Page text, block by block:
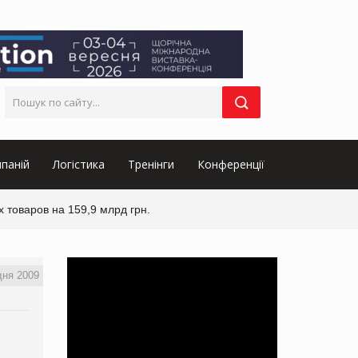
Логістика Тренінги Конференції
товаров на 159,9 млрд грн.
2009